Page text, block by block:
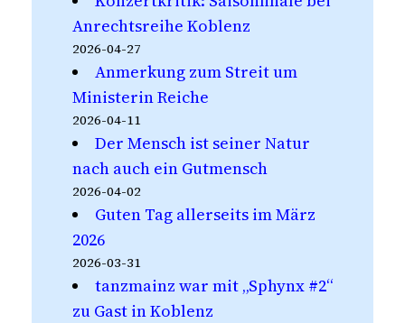
Anrechtsreihe Koblenz
2026-04-27
Anmerkung zum Streit um
Ministerin Reiche
2026-04-11
Der Mensch ist seiner Natur
nach auch ein Gutmensch
2026-04-02
Guten Tag allerseits im März
2026
2026-03-31
tanzmainz war mit „Sphynx #2“
zu Gast in Koblenz